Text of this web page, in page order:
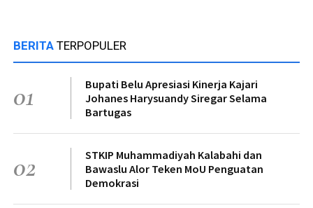
BERITA TERPOPULER
01
Bupati Belu Apresiasi Kinerja Kajari
Johanes Harysuandy Siregar Selama
Bartugas
02
STKIP Muhammadiyah Kalabahi dan
Bawaslu Alor Teken MoU Penguatan
Demokrasi